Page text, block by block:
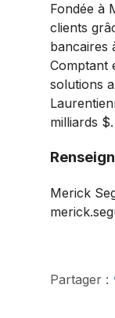
Fondée à
clients
bancaires
Comptant
solutions
milliards $.
Merick
Partager :